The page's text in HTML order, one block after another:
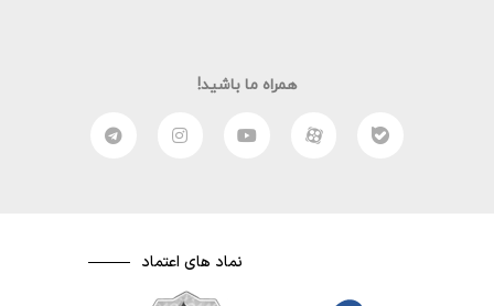
همراه ما باشید!
نماد های اعتماد